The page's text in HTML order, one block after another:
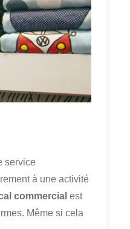
service
à une activité
commercial est
Même si cela